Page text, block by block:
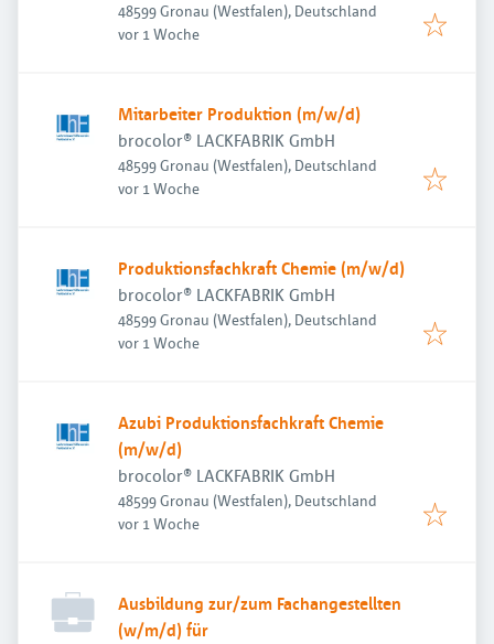
48599 Gronau (Westfalen), Deutschland
Veröffentlicht
vor 1 Woche
Mitarbeiter Produktion (m/w/d)
brocolor® LACKFABRIK GmbH
48599 Gronau (Westfalen), Deutschland
Veröffentlicht
vor 1 Woche
Produktionsfachkraft Chemie (m/w/d)
brocolor® LACKFABRIK GmbH
48599 Gronau (Westfalen), Deutschland
Veröffentlicht
vor 1 Woche
Azubi Produktionsfachkraft Chemie
(m/w/d)
brocolor® LACKFABRIK GmbH
48599 Gronau (Westfalen), Deutschland
Veröffentlicht
vor 1 Woche
Ausbildung zur/zum Fachangestellten
(w/m/d) für